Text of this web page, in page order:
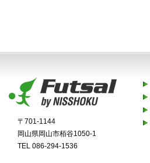
〒701-1144
岡山県岡山市栢谷1050-1
TEL 086-294-1536